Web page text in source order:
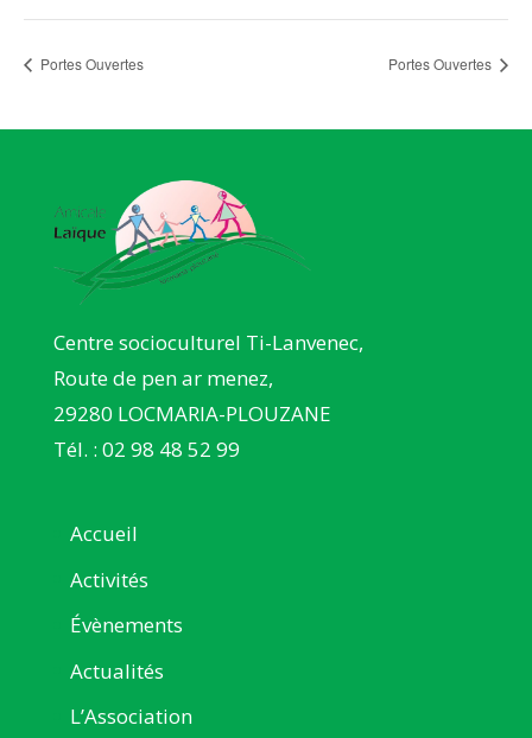
Portes Ouvertes Portes Ouvertes
Centre socioculturel Ti-Lanvenec,
Route de pen ar menez,
29280 LOCMARIA-PLOUZANE
Tél. : 02 98 48 52 99
Accueil
Activités
Évènements
Actualités
L’Association